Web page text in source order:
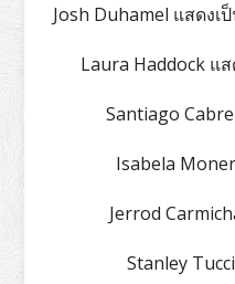
Josh Duhamel แสดงเ
Laura Haddock แ
Santiago
Isabela
Jerrod
Stanley